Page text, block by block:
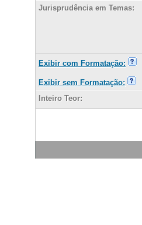
Jurisprudência em Temas:
Exibir com Formatação:
Exibir sem Formatação:
Inteiro Teor: